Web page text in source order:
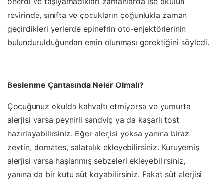
revirinde, sınıfta ve çocukların çoğunlukla zaman
geçirdikleri yerlerde epinefrin oto-enjektörlerinin
bulundurulduğundan emin olunması gerektiğini söyledi.
Beslenme Çantasında Neler Olmalı?
Çocuğunuz okulda kahvaltı etmiyorsa ve yumurta
alerjisi varsa peynirli sandviç ya da kaşarlı tost
hazırlayabilirsiniz. Eğer alerjisi yoksa yanına biraz
zeytin, domates, salatalık ekleyebilirsiniz. Kuruyemiş
alerjisi varsa haşlanmış sebzeleri ekleyebilirsiniz,
yanına da bir kutu süt koyabilirsiniz. Fakat süt alerjisi